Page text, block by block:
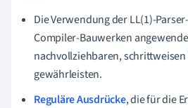
Die Verwendung der LL(1)-
Compiler-Bauwerken
nachvollziehbaren, schrittweisen
gewährleisten.
Reguläre Ausdrücke, die für die